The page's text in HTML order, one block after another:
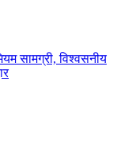
सामग्री, विश्वसनीय